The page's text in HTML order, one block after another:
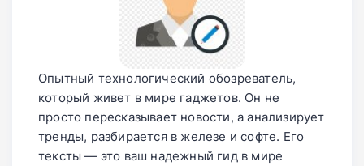
Опытный технологический обозреватель,
который живет в мире гаджетов. Он не
просто пересказывает новости, а анализирует
тренды, разбирается в железе и софте. Его
тексты — это ваш надежный гид в мире